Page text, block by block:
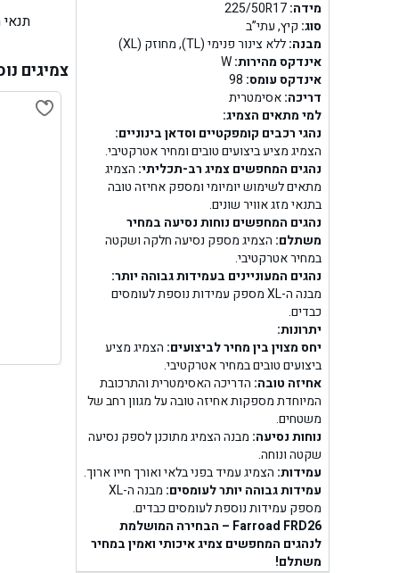
מידה:
סוג: קיץ, עתי”ב
מבנה:ללא צינור פנימי (TL), מחוזק (XL)
אינדקס מהירות:
אינדקס עומס:
דריכה:אסימטרית
למי מתאים הצמיג:
נהגי רכבים קומפקטיים וסדאן בינוניים:
הצמיג מציע ביצועים טובים ומחיר אטרקטיבי.
נהגים המחפשים צמיג רב-תכליתי: הצמיג
מתאים לשימוש יומיומי ומספק אחיזה טובה
בתנאי מזג אוויר שונים.
נהגים המחפשים נוחות נסיעה במחיר
משתלם: הצמיג מספק נסיעה חלקה ושקטה
במחיר אטרקטיבי.
נהגים המעוניינים בעמידות גבוהה יותר:
מבנה ה-XL מספק עמידות נוספת לעומסים
כבדים.
יתרונות:
יחס מצוין בין מחיר לביצועים: הצמיג מציע
ביצועים טובים במחיר אטרקטיבי.
אחיזה טובה: הדריכה האסימטרית והתרכובת
המיוחדת מספקות אחיזה טובה על מגוון רחב של
משטחים.
נוחות נסיעה: מבנה הצמיג מתוכנן לספק נסיעה
שקטה ונוחה.
עמידות: הצמיג עמיד בפני בלאי ואורך חייו ארוך.
עמידות גבוהה יותר לעומסים:
מבנה ה-XL
מספק עמידות נוספת לעומסים כבדים.
Farroad FRD26 – הבחירה המושלמת
לנהגים המחפשים צמיג איכותי ואמין במחיר
משתלם!
בן
צמיגים